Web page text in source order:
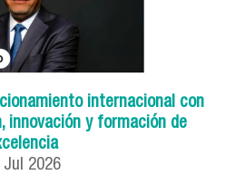
internacional con
innovación y formación de
Jul 2026